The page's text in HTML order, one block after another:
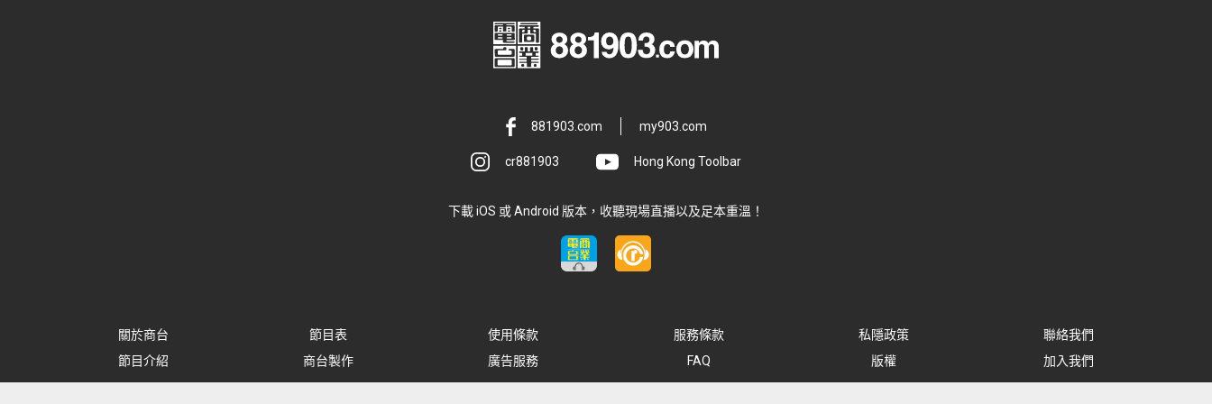
881903.com my903.com
cr881903 Hong Kong Toolbar
下載 iOS 或 Android 版本，收聽現場直播以及足本重溫！
關於商台 節目表 使用條款 服務條款 私隱政策
聯絡我們
節目介紹
商台製作 廣告服務 FAQ 版權 加入我們